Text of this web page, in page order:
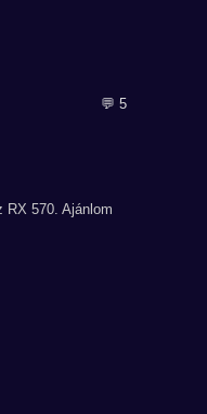
💬 5
RX 570. Ajánlom